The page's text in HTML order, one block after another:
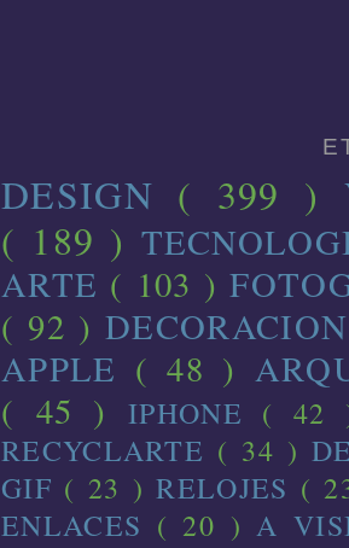
DESIGN ( 399 )
( 189 )
ARTE ( 103 )
( 92 )
APPLE ( 48 )
( 45 )IPHONE (
RECYCLARTE ( 34 )
GIF ( 23 )RELOJES (
ENLACES ( 20 )A